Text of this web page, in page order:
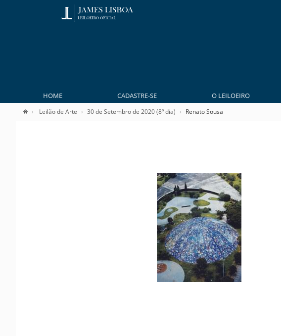
HOME CADASTRE-SE O LEILOEIRO
Leilão de Arte 30 de Setembro de 2020 (8º dia) Renato Sousa